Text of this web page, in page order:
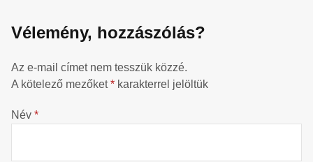
Vélemény, hozzászólás?
Az e-mail címet nem tesszük közzé.
A kötelező mezőket* karakterrel jelöltük
Név *